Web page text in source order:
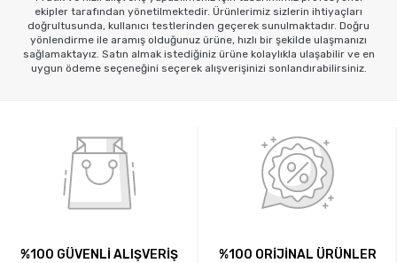
ekipler tarafından yönetilmektedir. Ürünlerimiz sizlerin ihtiyaçları
doğrultusunda, kullanıcı testlerinden geçerek sunulmaktadır. Doğru
yönlendirme ile aramış olduğunuz ürüne, hızlı bir şekilde ulaşmanızı
sağlamaktayız. Satın almak istediğiniz ürüne kolaylıkla ulaşabilir ve en
uygun ödeme seçeneğini seçerek alışverişinizi sonlandırabilirsiniz.
%100 GÜVENLİ ALIŞVERİŞ %100 ORİJİNAL ÜRÜNLER